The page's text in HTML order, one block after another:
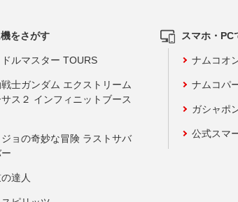
をさがす
ルマスター TOURS
士ガンダム エクストリーム
ス２ インフィニットブース
ョの奇妙な冒険 ラストサバ
達人
スマホ・PC
ナムコオ
ナムコパ
ガシャポ
公式スマ